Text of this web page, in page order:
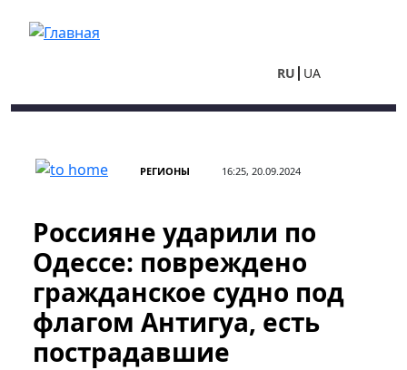
RU UA
РЕГИОНЫ 16:25, 20.09.2024
Россияне ударили по
Одессе: повреждено
гражданское судно под
флагом Антигуа, есть
пострадавшие